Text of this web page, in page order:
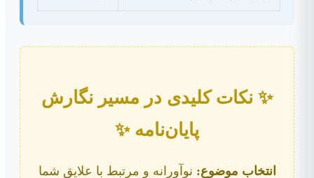
✨ نکات کلیدی در مسیر نگارش
پایان‌نامه ✨
انتخاب موضوع: نوآورانه و مرتبط با علایق شما